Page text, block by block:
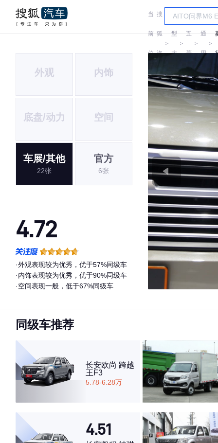
当
前
位
搜
狐
汽
车
＞
车
型
大
＞
五
菱
＞
汽
通
用
五
菱
＞
外观 内饰
底盘/动力 空间
车展/其他
22张
官方
6张
4.72
·外观表现较为优秀，优于57%同级车
·内饰表现较为优秀，优于90%同级车
·空间表现一般，低于67%同级车
同级车推荐
长安欧尚 跨越
王F3
5.78-6.28万
4.51